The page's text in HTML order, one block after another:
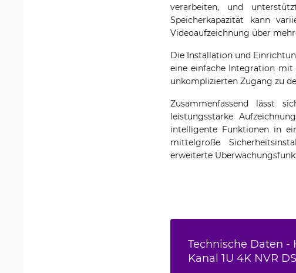
verarbeiten, und
Speicherkapazität kann
Videoaufzeichnung über
Die Installation und
eine einfache Integration
unkomplizierten Zugang zu
Zusammenfassend lässt
leistungsstarke
intelligente Funktionen in
mittelgroße
erweiterte
Technische Daten -
Kanal 1U 4K NVR